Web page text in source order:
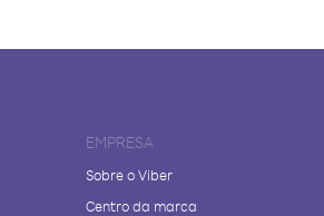
EMPRESA
Sobre o Viber
Centro da marca